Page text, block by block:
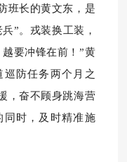
班长的黄文东，是
”。 戎装换工装，
要冲锋在前！ ”黄
防任务两个月之
，奋不顾身跳海营
同时，及时精准施